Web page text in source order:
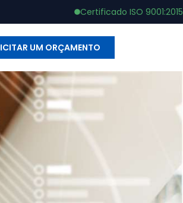
Certificado ISO 9001:2015
UM ORÇAMENTO